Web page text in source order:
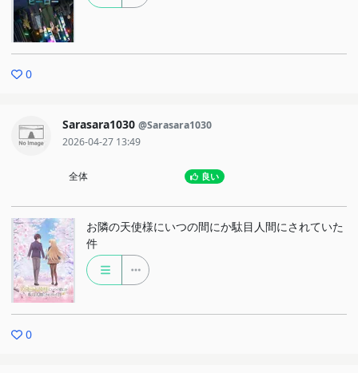
0
Sarasara1030 @Sarasara1030
2026-04-27 13:49
全体 良い
お隣の天使様にいつの間にか駄目人間にされていた
件
0